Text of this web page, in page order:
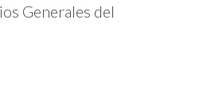
Generales del